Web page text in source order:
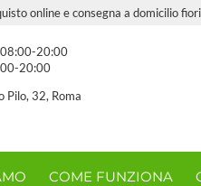
online e consegna a domicilio
08:00-20:00
20:00
Pilo, 32, Roma
COME FUNZIONA